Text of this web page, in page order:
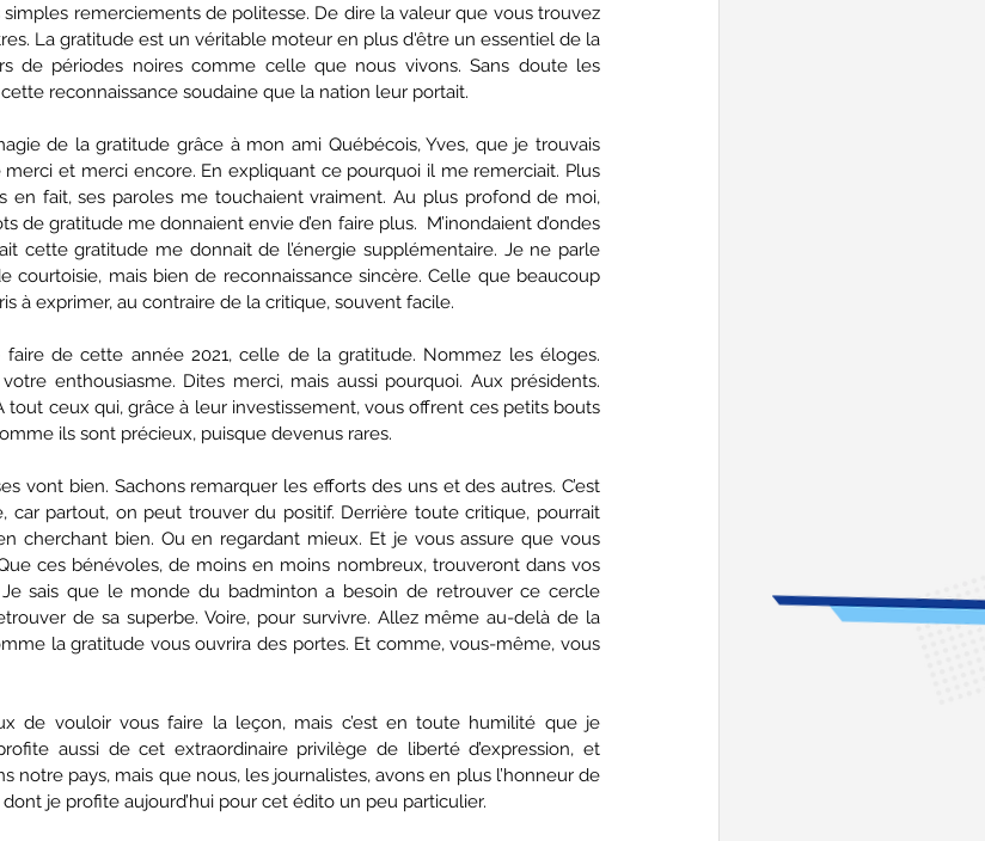
simples remerciements de politesse. De dire la valeur que vous trouvez
La gratitude est un véritable moteur en plus d'être un essentiel de la
de périodes noires comme celle que nous vivons. Sans doute les
reconnaissance soudaine que la nation leur portait.
de la gratitude grâce à mon ami Québécois, Yves, que je trouvais
et merci encore. En expliquant ce pourquoi il me remerciait. Plus
en fait, ses paroles me touchaient vraiment. Au plus profond de moi,
de gratitude me donnaient envie d’en faire plus.  M’inondaient d’ondes
cette gratitude me donnait de l’énergie supplémentaire. Je ne parle
courtoisie, mais bien de reconnaissance sincère. Celle que beaucoup
à exprimer, au contraire de la critique, souvent facile.
faire de cette année 2021, celle de la gratitude. Nommez les éloges.
enthousiasme. Dites merci, mais aussi pourquoi. Aux présidents.
tout ceux qui, grâce à leur investissement, vous offrent ces petits bouts
ils sont précieux, puisque devenus rares.
vont bien. Sachons remarquer les efforts des uns et des autres. C’est
car partout, on peut trouver du positif. Derrière toute critique, pourrait
cherchant bien. Ou en regardant mieux. Et je vous assure que vous
ces bénévoles, de moins en moins nombreux, trouveront dans vos
sais que le monde du badminton a besoin de retrouver ce cercle
de sa superbe. Voire, pour survivre. Allez même au-delà de la
la gratitude vous ouvrira des portes. Et comme, vous-même, vous
de vouloir vous faire la leçon, mais c’est en toute humilité que je
aussi de cet extraordinaire privilège de liberté d’expression, et
notre pays, mais que nous, les journalistes, avons en plus l’honneur de
je profite aujourd’hui pour cet édito un peu particulier.